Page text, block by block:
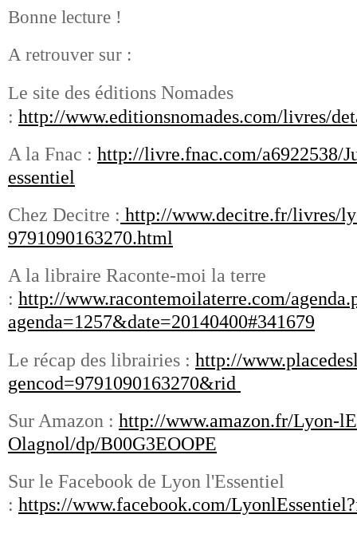
Bonne lecture !
A retrouver sur :
Le site des éditions Nomades
: http://www.editionsnomades.com/livres/
A la Fnac : http://livre.fnac.com/a6922538/
essentiel
Chez Decitre : http://www.decitre.fr/livres/
9791090163270.html
A la libraire Raconte-moi la terre
: http://www.racontemoilaterre.com/
agenda=1257&date=20140400#341679
Le récap des librairies : http://
gencod=9791090163270&rid
Sur Amazon : http://www.amazon.fr/Lyon-
Olagnol/dp/B00G3EOOPE
Sur le Facebook de Lyon l'Essentiel
: https://www.facebook.com/